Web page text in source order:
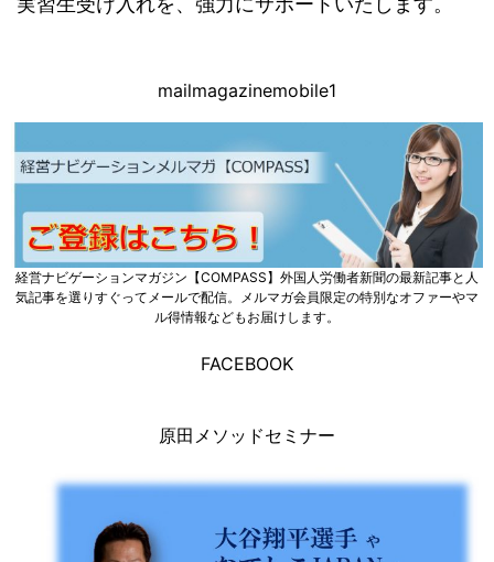
mailmagazinemobile1
経営ナビゲーションマガジン【COMPASS】外国人労働者新聞の最新記事と人
気記事を選りすぐってメールで配信。メルマガ会員限定の特別なオファーやマ
ル得情報などもお届けします。
FACEBOOK
原田メソッドセミナー